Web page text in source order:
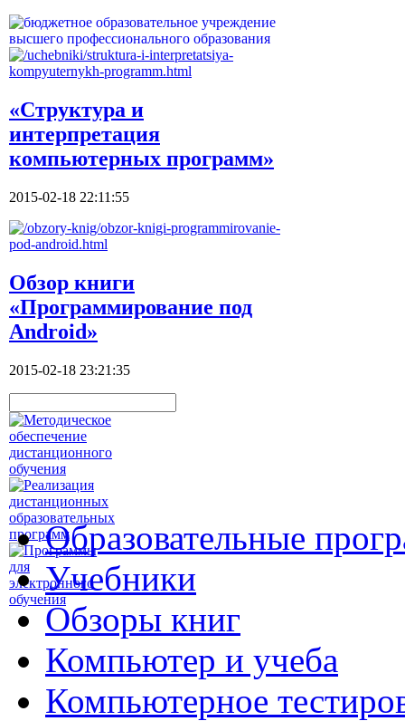
«Структура и
интерпретация
компьютерных программ»
2015-02-18 22:11:55
Обзор книги
«Программирование под
Android»
2015-02-18 23:21:35
Образовательные
Учебники
Обзоры книг
Компьютер и учеба
Компьютерное